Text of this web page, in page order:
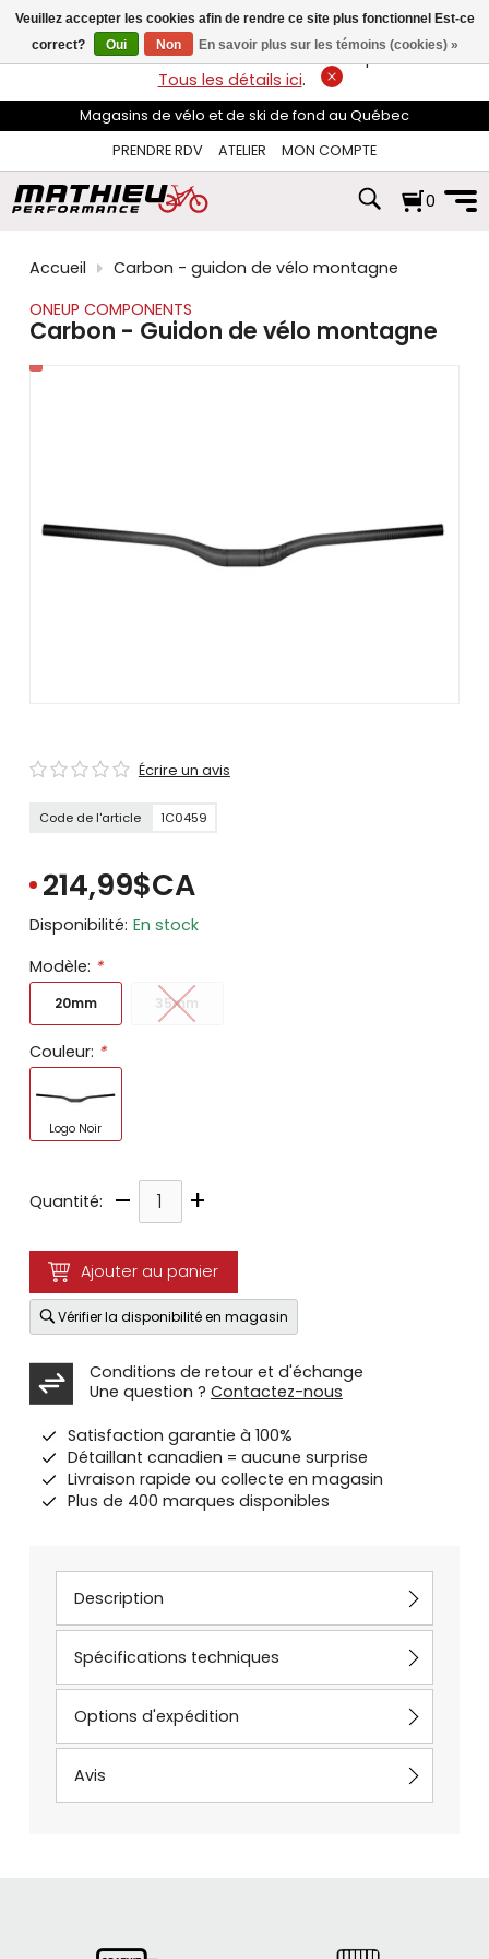
flèches
haut
et
pour
sélectionner
disponible.
Appuyez
pour
au
résultat
de
de
LIVRAISON GRATUITEsur les commandes de plus de 74$*.
Tous les détails ici.
Magasins de vélo et de ski de fond au Québec
PRENDRE RDV
ATELIER MON COMPTE
0
Accueil
Carbon - guidon de vélo montagne
ONEUP COMPONENTS
Carbon - Guidon de vélo montagne
Écrire un avis
Code de l'article 1C0459
214,99$CA
Disponibilité: En stock
Modèle: *
20mm 35mm
Couleur: *
Logo Noir
Quantité: – +
Ajouter au panier
Vérifier la disponibilité en magasin
Conditions de retour et d'échange
Une question ? Contactez-nous
Satisfaction garantie à 100%
Détaillant canadien = aucune surprise
Livraison rapide ou collecte en magasin
Plus de 400 marques disponibles
Description
Spécifications techniques
Options d'expédition
Avis
Veuillez accepter les cookies afin de rendre ce site plus fonctionnel Est-ce
correct?
Oui Non En savoir plus sur les témoins (cookies) »